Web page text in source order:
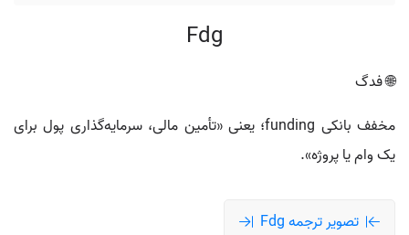
Fdg
🌐 فدگ
مخفف بانکی funding؛ یعنی «تأمین مالی، سرمایه‌گذاری پول برای
یک وام یا پروژه».
تصویر ترجمه Fdg